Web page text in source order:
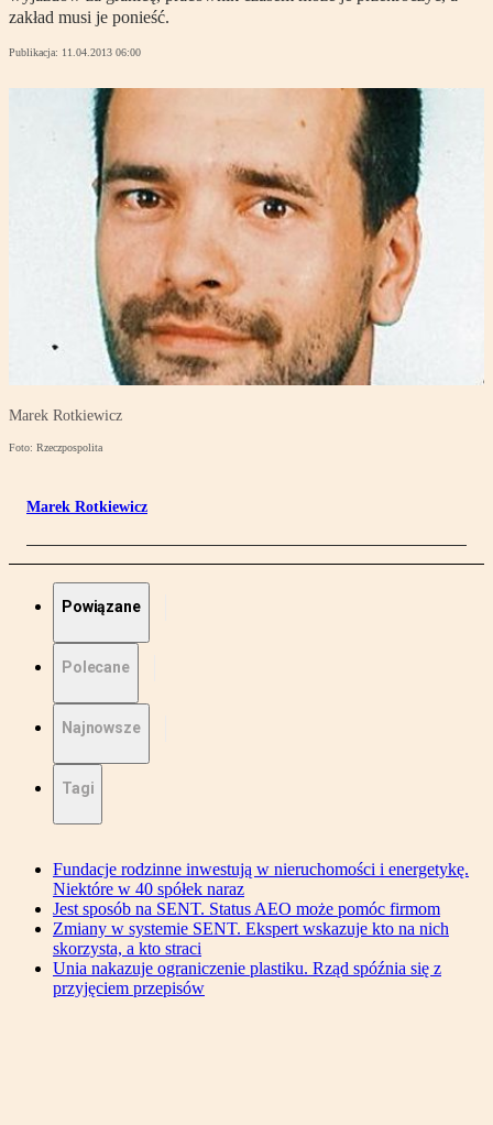
zakład musi je ponieść.
Publikacja: 11.04.2013 06:00
Marek Rotkiewicz
Foto: Rzeczpospolita
Marek Rotkiewicz
Powiązane
Polecane
Najnowsze
Tagi
Fundacje rodzinne inwestują w nieruchomości i energetykę.
Niektóre w 40 spółek naraz
Jest sposób na SENT. Status AEO może pomóc firmom
Zmiany w systemie SENT. Ekspert wskazuje kto na nich
skorzysta, a kto straci
Unia nakazuje ograniczenie plastiku. Rząd spóźnia się z
przyjęciem przepisów